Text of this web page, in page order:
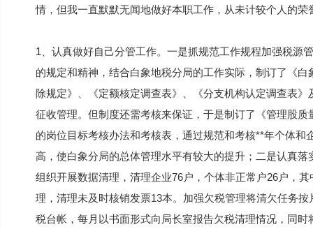
情，但我一直默默无闻地做好本职工作，从未计较个人的荣
1、认真做好自己分管工作。一是抓规范工作规程加强税源
的规定和精神，结合白象地税分局的工作实际，制订了《
除规定》、《定额核定调查表》、《分支机构认定调查表
征收管理。但制度还需考核来保证，于是制订了《管理股
的岗位目标考核办法和考核表，通过规范和考核**年个体
高，使白象分局的总体管理水平有较大的提升；二是认真
组织开展数据清理，清理企业76户，个体非正常户26户，
理，清理未及时核销发票13本。加强欠税管理将清欠任务
税台帐，每月以书面形式向局长室报告欠税清理情况，同